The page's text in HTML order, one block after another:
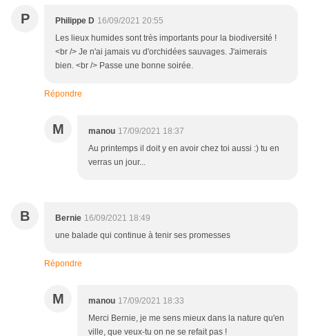
P Philippe D 16/09/2021 20:55
Les lieux humides sont très importants pour la biodiversité !
<br /> Je n'ai jamais vu d'orchidées sauvages. J'aimerais
bien. <br /> Passe une bonne soirée.
Répondre
M manou 17/09/2021 18:37
Au printemps il doit y en avoir chez toi aussi :) tu en
verras un jour...
B Bernie 16/09/2021 18:49
une balade qui continue à tenir ses promesses
Répondre
M manou 17/09/2021 18:33
Merci Bernie, je me sens mieux dans la nature qu'en
ville, que veux-tu on ne se refait pas !